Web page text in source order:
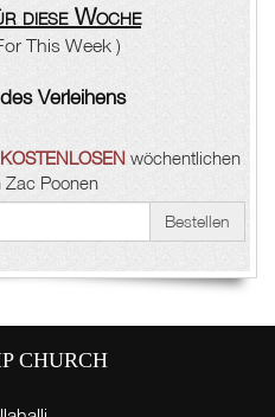
diese Woche
This Week )
Verleihens
KOSTENLOSENwöchentlichen
Zac Poonen
Bestellen
CHURCH